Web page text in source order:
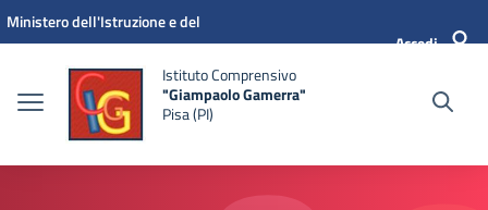
Vai ai contenuti
Vai al menu di navigazione
Vai al footer
Ministero dell'Istruzione e del
Accedi
Istituto Comprensivo
"Giampaolo Gamerra"
Pisa (PI)